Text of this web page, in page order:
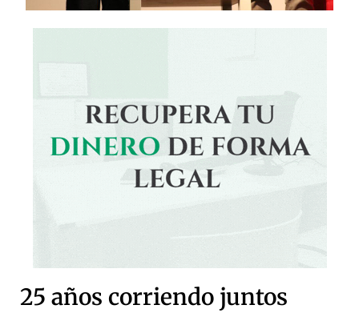
25 años corriendo juntos